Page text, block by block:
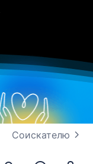
Соискателю